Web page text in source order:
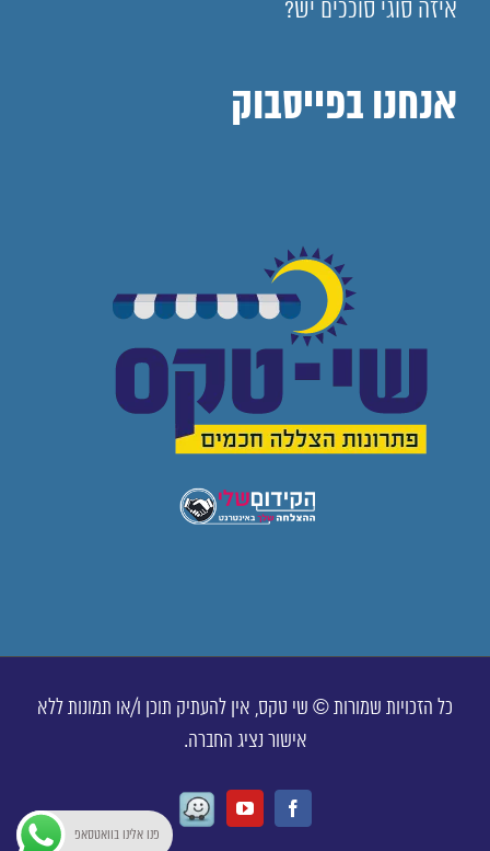
איזה סוגי סוככים יש?
אנחנו בפייסבוק
כל הזכויות שמורות © שי טקס, אין להעתיק תוכן ו/או תמונות ללא
אישור נציג החברה.
Facebook
Youtube
Waze
פנו אלינו בוואטסאפ